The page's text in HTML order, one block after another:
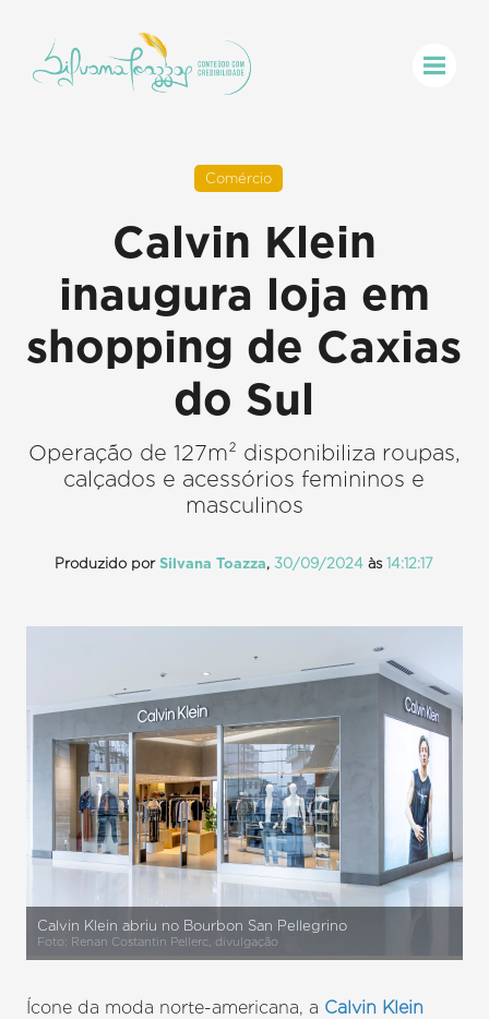
Comércio
Calvin Klein
inaugura loja em
shopping de Caxias
do Sul
Operação de 127m² disponibiliza roupas,
calçados e acessórios femininos e
masculinos
Produzido porSilvana Toazza, 30/09/2024 às14:12:17
Calvin Klein abriu no Bourbon San Pellegrino
Foto: Renan Costantin Pellerc, divulgação
Ícone da moda norte-americana, a Calvin Klein